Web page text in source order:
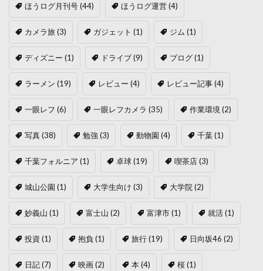
ほうログ月刊号(44) ほうログ運営(4)
カメラ旅(3) ガジェット (1) ジム (1)
ディズニー (1) ドライブ(9) ブログ(1)
ラーメン (19) レビュー (4) レビュー記事(4)
一眼レフ (6) 一眼レフカメラ (35) 作業環境 (2)
写真(38) 勉強 (3) 動物園 (4) 千葉(1)
千葉フォルニア (1) 卓球(19) 喫茶店(3)
城山公園 (1) 大学生向け (3) 大学院(2)
妙義山 (1) 富士山 (2) 富津市(1) 就活(1)
投資 (1) 抱負 (1) 旅行(19) 日向坂46 (2)
日記(7) 映画(2) 本(4) 桜(1)